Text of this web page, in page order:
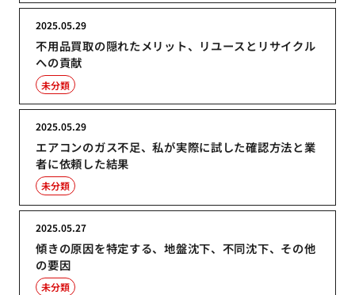
不用品買取の隠れたメリット、リユースとリサイクル
への貢献
2025.05.29
未分類
エアコンのガス不足、私が実際に試した確認方法と業
者に依頼した結果
2025.05.29
未分類
傾きの原因を特定する、地盤沈下、不同沈下、その他
の要因
2025.05.27
未分類